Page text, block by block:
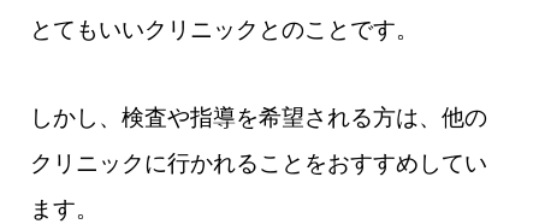
とてもいいクリニックとのことです。
しかし、検査や指導を希望される方は、他の
クリニックに行かれることをおすすめしてい
ます。